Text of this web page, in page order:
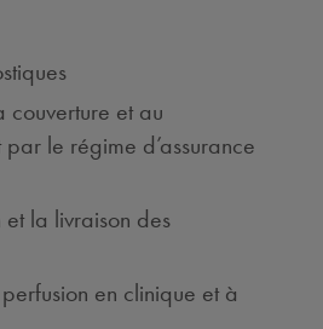
couverture et au
le régime d’assurance
la livraison des
en clinique et à